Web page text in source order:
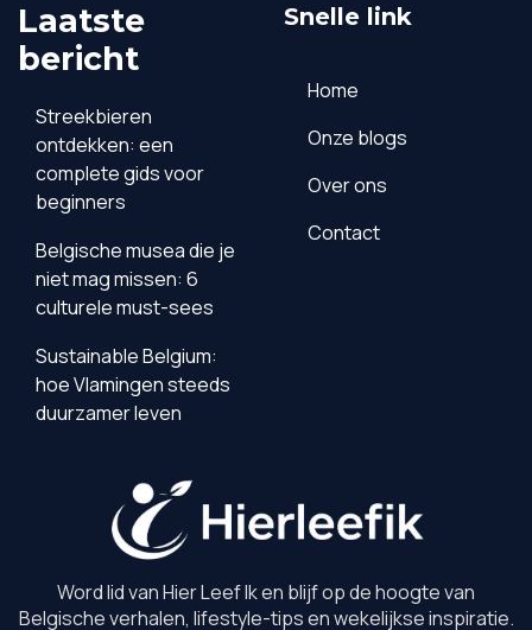
Laatste
bericht
Streekbieren
ontdekken: een
complete gids voor
beginners
Belgische musea die je
niet mag missen: 6
culturele must-sees
Sustainable Belgium:
hoe Vlamingen steeds
duurzamer leven
Snelle link
Home
Onze blogs
Over ons
Contact
Word lid van Hier Leef Ik en blijf op de hoogte van
Belgische verhalen, lifestyle-tips en wekelijkse inspiratie.